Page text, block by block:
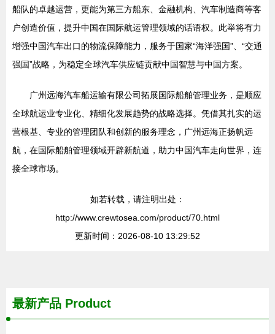
船队的卓越运营，更能为第三方船东、金融机构、汽车制造商等客
户创造价值，提升中国在国际航运管理领域的话语权。此举将有力
增强中国汽车出口的物流保障能力，服务于国家“海洋强国”、“交通
强国”战略，为稳定全球汽车供应链贡献中国智慧与中国方案。
广州远海汽车船运输有限公司拓展国际船舶管理业务，是顺应
全球航运业专业化、精细化发展趋势的战略选择。凭借其扎实的运
营根基、专业的管理团队和创新的服务理念，广州远海正扬帆远
航，在国际船舶管理领域开辟新航道，助力中国汽车走向世界，连
接全球市场。
如若转载，请注明出处：
http://www.crewtosea.com/product/70.html
更新时间：2026-08-10 13:29:52
最新产品 Product